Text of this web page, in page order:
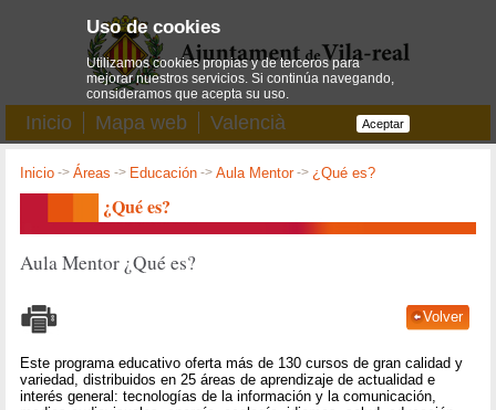
Inicio Mapa web Valencià
Inicio ->Áreas -> Educación ->Aula Mentor-> ¿Qué es?
¿Qué es?
Aula Mentor ¿Qué es?
Volver
Este programa educativo oferta más de 130 cursos de gran calidad y
variedad, distribuidos en 25 áreas de aprendizaje de actualidad e
interés general: tecnologías de la información y la comunicación,
Uso de cookies
Utilizamos cookies propias y de terceros para
mejorar nuestros servicios. Si continúa navegando,
consideramos que acepta su uso.
Aceptar